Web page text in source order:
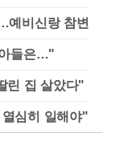
예비신랑 참변
들은…"
린 집 살았다"
심히 일해야"